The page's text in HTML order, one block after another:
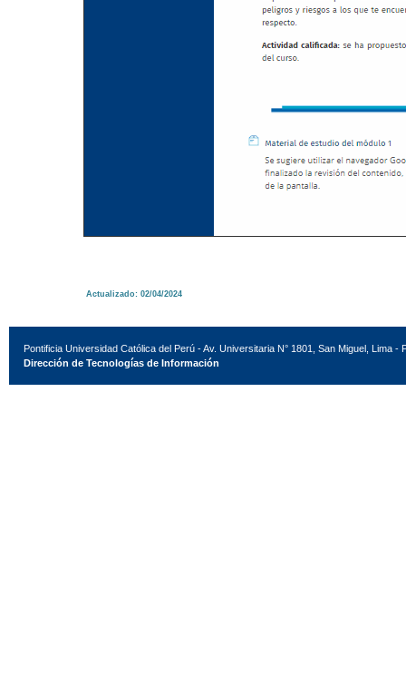
Actualizado: 02/04/2024
Pontificia Universidad Católica del Perú - Av. Universitaria N° 1801, San Miguel, Lima -
Dirección de Tecnologías de Información